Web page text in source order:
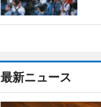
最新ニュース